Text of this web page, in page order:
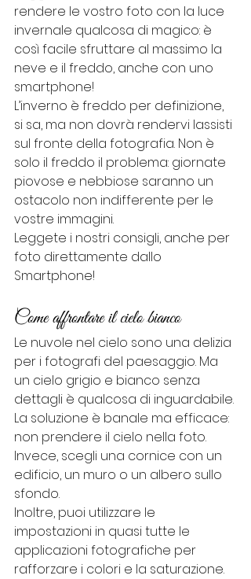
rendere le vostro foto con la luce
invernale qualcosa di magico: è
così facile sfruttare al massimo la
neve e il freddo, anche con uno
smartphone!
L’inverno è freddo per definizione,
si sa, ma non dovrà rendervi lassisti
sul fronte della fotografia. Non è
solo il freddo il problema: giornate
piovose e nebbiose saranno un
ostacolo non indifferente per le
vostre immagini.
Leggete i nostri consigli, anche per
foto direttamente dallo
Smartphone!
Come affrontare il cielo bianco
Le nuvole nel cielo sono una delizia
per i fotografi del paesaggio. Ma
un cielo grigio e bianco senza
dettagli è qualcosa di inguardabile.
La soluzione è banale ma efficace:
non prendere il cielo nella foto.
Invece, scegli una cornice con un
edificio, un muro o un albero sullo
sfondo.
Inoltre, puoi utilizzare le
impostazioni in quasi tutte le
applicazioni fotografiche per
rafforzare i colori e la saturazione.